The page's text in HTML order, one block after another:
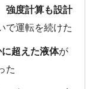
強度計算も設計
で運転を続けた
超えた液体が
た